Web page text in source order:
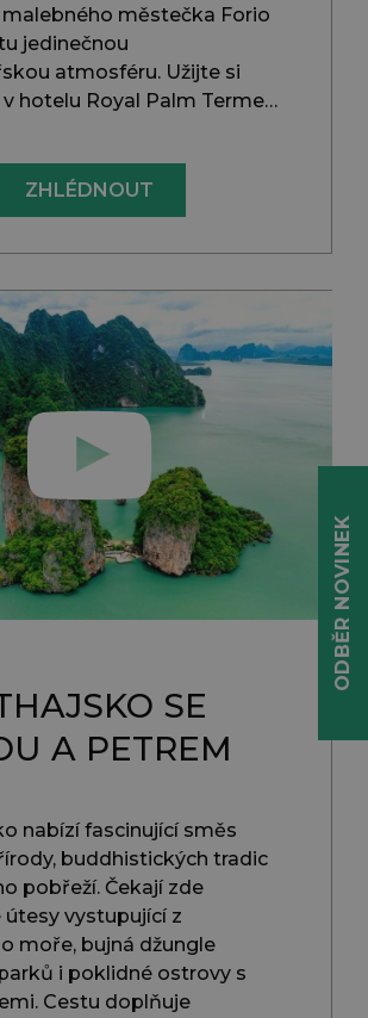
ODBĚR NOVINEK
městečka Forio
jedinečnou
atmosféru. Užijte si
hotelu Royal Palm Terme…
ZHLÉDNOUT
SE
A PETREM
nabízí fascinující směs
buddhistických tradic
pobřeží. Čekají zde
útesy vystupující z
moře, bujná džungle
i poklidné ostrovy s
Cestu doplňuje